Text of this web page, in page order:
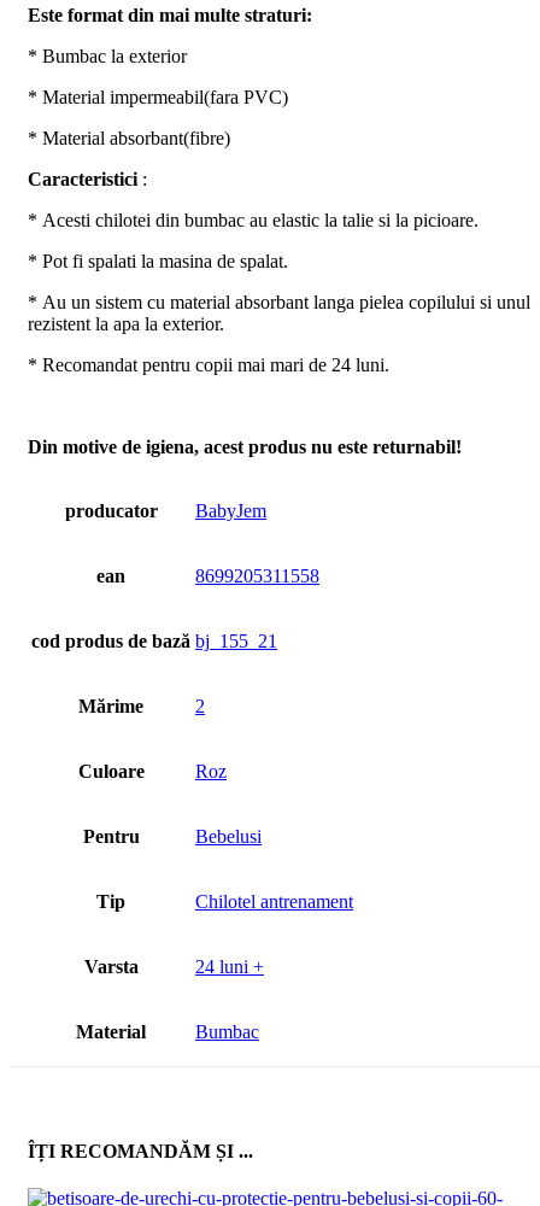
Este format din mai multe straturi:
* Bumbac la exterior
* Material impermeabil(fara PVC)
* Material absorbant(fibre)
Caracteristici :
* Acesti chilotei din bumbac au elastic la talie si la picioare.
* Pot fi spalati la masina de spalat.
* Au un sistem cu material absorbant langa pielea copilului si unul
rezistent la apa la exterior.
* Recomandat pentru copii mai mari de 24 luni.
Din motive de igiena, acest produs nu este returnabil!
producator BabyJem
ean 8699205311558
cod produs de bază bj_155_21
Mărime 2
Culoare Roz
Pentru Bebelusi
Tip Chilotel antrenament
Varsta 24 luni +
Material Bumbac
ÎȚI RECOMANDĂM ȘI ...